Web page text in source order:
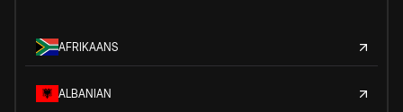
AFRIKAANS
ALBANIAN